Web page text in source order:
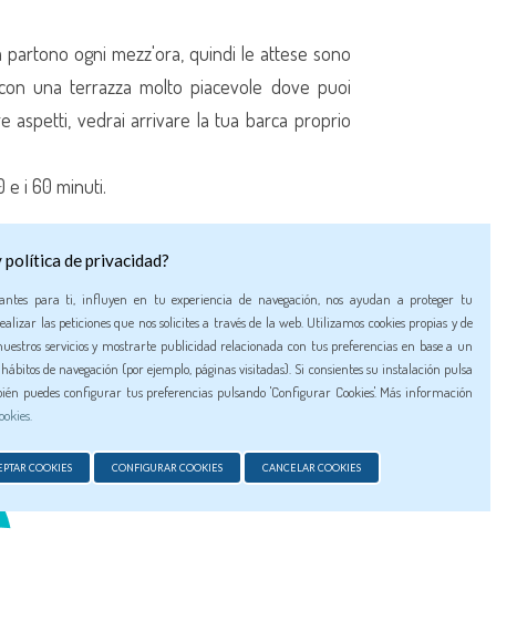
ogni mezz'ora, quindi le attese sono
una terrazza molto piacevole dove puoi
aspetti, vedrai arrivare la tua barca proprio
e i 60 minuti.
ci sono barche che partono da
se desideri maggiori dettagli su
BARCA
política de privacidad?
para ti, influyen en tu experiencia de navegación, nos ayudan a proteger tu
las peticiones que nos solicites a través de la web. Utilizamos cookies propias y de
servicios y mostrarte publicidad relacionada con tus preferencias en base a un
de navegación (por ejemplo, páginas visitadas). Si consientes su instalación pulsa
puedes configurar tus preferencias pulsando 'Configurar Cookies'. Más información
COOKIES CONFIGURAR COOKIES CANCELAR COOKIES